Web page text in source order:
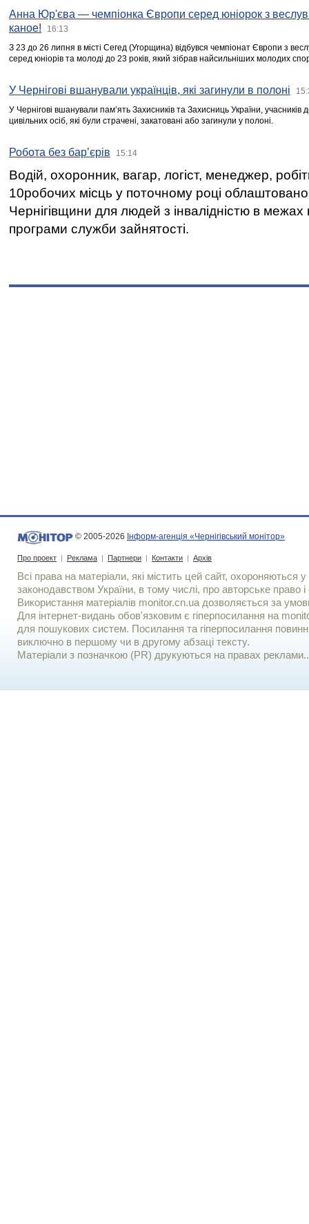
Анна Юр'єва — чемпіонка Європи серед юніорок з
каное!
16:13
З 23 до 26 липня в місті Сегед (Угорщина) відбувся чемпіонат Європи з
серед юніорів та молоді до 23 років, який зібрав найсильніших молодих
У Чернігові вшанували українців, які загинули в полоні
У Чернігові вшанували пам’ять Захисників та Захисниць України,
цивільних осіб, які були страчені, закатовані або загинули у полоні.
Робота без бар’єрів 15:14
Водій, охоронник, вагар, логіст, менеджер,
10робочих місць у поточному році
Чернігівщини для людей з інвалідністю в межах
програми служби зайнятості.
© 2005-2026 Інформ-агенція «Чернігівський монітор»
Про проект | Реклама | Партнери | Контакти | Архів
Всі права на матеріали, які містить цей сайт, охороняються у
законодавством України, в тому числі, про авторське право і
Використання матерiалiв monitor.cn.ua дозволяється за
Для iнтернет-видань обов'язковим є гiперпосилання на
для пошукових систем. Посилання та гіперпосилання
виключно в першому чи в другому абзаці тексту.
Матеріали з позначкою (PR) друкуються на правах реклами..